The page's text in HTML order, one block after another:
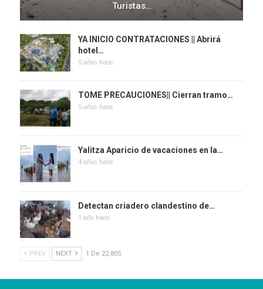
Turistas…
YA INICIO CONTRATACIONES || Abrirá
hotel…
5 años hace
TOME PRECAUCIONES|| Cierran tramo…
5 años hace
Yalitza Aparicio de vacaciones en la…
4 años hace
Detectan criadero clandestino de…
1 año hace
PREV NEXT 1 De 22,805